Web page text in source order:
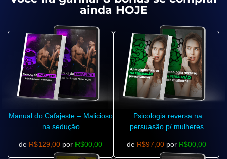
ainda HOJE
Manual do Cafajeste – Malicioso
na sedução
de R$129,00 por R$00,00
Psicologia reversa na
persuasão p/ mulheres
de R$97,00 por R$00,00